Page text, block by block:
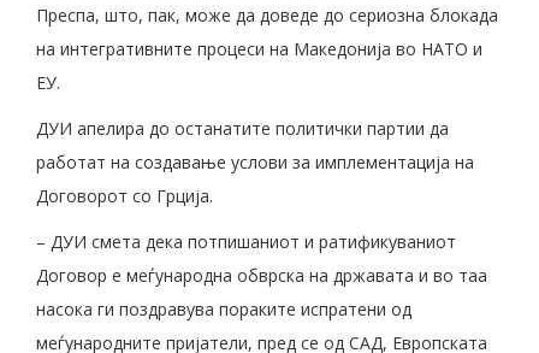
Преспа, што, пак, може да доведе до сериозна блокада
на интегративните процеси на Македонија во НАТО и
ЕУ.
ДУИ апелира до останатите политички партии да
работат на создавање услови за имплементација на
Договорот со Грција.
– ДУИ смета дека потпишаниот и ратификуваниот
Договор е меѓународна обврска на државата и во таа
насока ги поздравува пораките испратени од
меѓународните пријатели, пред се од САД, Европската